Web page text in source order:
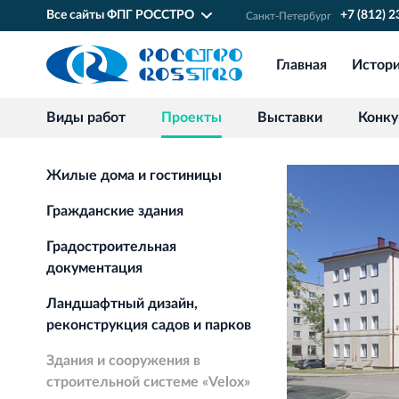
Все сайты ФПГ РОССТРО Санкт‐Петербург +7 (812)
Главная
Виды работ Проекты Выставки
Жилые дома и гостиницы
Гражданские здания
Градостроительная
документация
Ландшафтный дизайн,
реконструкция садов и парков
Здания и сооружения в
строительной системе «Velox»